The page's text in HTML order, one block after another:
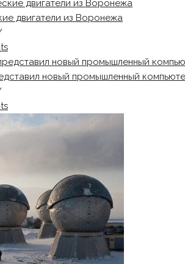
двигатели из Воронежа
новый промышленный